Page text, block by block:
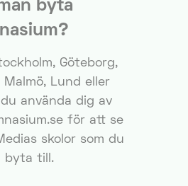
byta
Göteborg,
Malmö, Lund eller
använda dig av
för att se
skolor som du
byta till.